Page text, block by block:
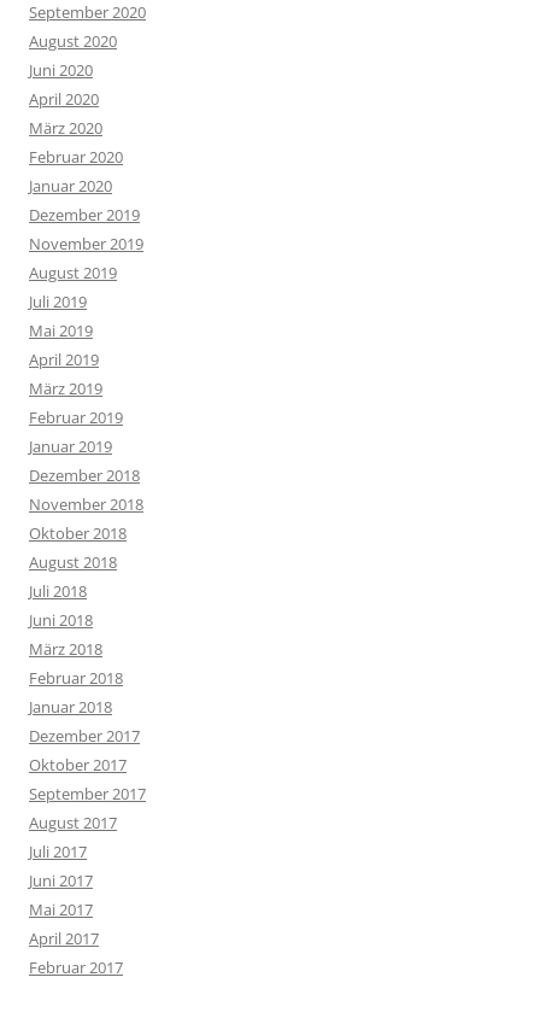
September 2020
August 2020
Juni 2020
April 2020
März 2020
Februar 2020
Januar 2020
Dezember 2019
November 2019
August 2019
Juli 2019
Mai 2019
April 2019
März 2019
Februar 2019
Januar 2019
Dezember 2018
November 2018
Oktober 2018
August 2018
Juli 2018
Juni 2018
März 2018
Februar 2018
Januar 2018
Dezember 2017
Oktober 2017
September 2017
August 2017
Juli 2017
Juni 2017
Mai 2017
April 2017
Februar 2017